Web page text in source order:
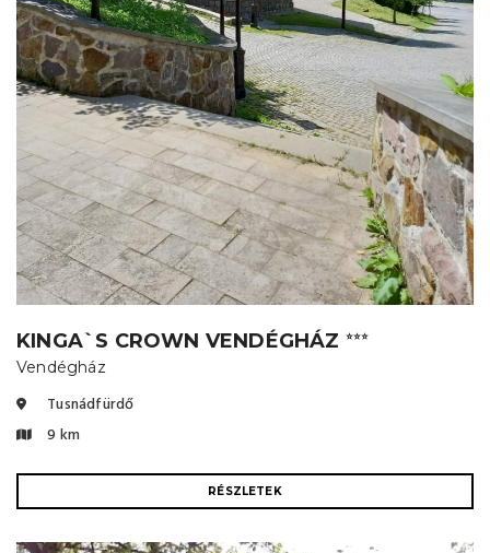
KINGA`S CROWN VENDÉGHÁZ ⭐⭐⭐
Vendégház
Tusnádfürdő
9 km
RÉSZLETEK